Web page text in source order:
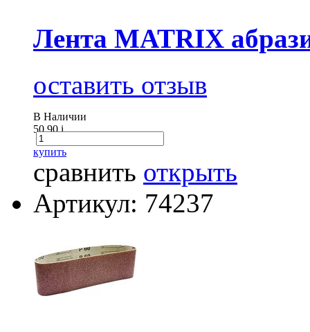
Лента MATRIX
оставить отзыв
В Наличии
50.90i
купить
сравнить открыть
Артикул: 74237